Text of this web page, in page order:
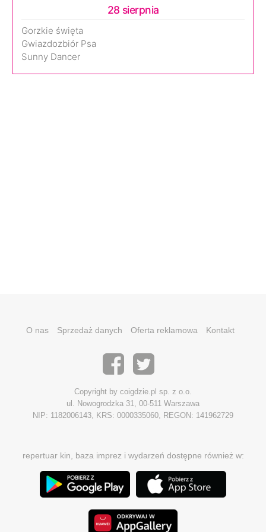
28 sierpnia
Gorzkie święta
Gwiazdozbiór Psa
Sunny Dancer
O nas Sprzedaż danych Oferta reklamowa Kontakt
Copyright by coigdzie.pl sp. z o.o.
ul. Nowogrodzka 31, 00-511 Warszawa
NIP: 1182006143, KRS: 0000335060, REGON: 141962729
repertuar kin, baza imprez i wydarzeń dostępne również w: